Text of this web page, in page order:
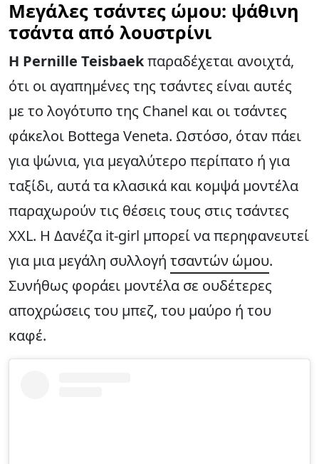
Μεγάλες τσάντες ώμου: ψάθινη
τσάντα από λουστρίνι
Η Pernille Teisbaekπαραδέχεται ανοιχτά,
ότι οι αγαπημένες της τσάντες είναι αυτές
με το λογότυπο της Chanel και οι τσάντες
φάκελοι Bottega Veneta. Ωστόσο, όταν πάει
για ψώνια, για μεγαλύτερο περίπατο ή για
ταξίδι, αυτά τα κλασικά και κομψά μοντέλα
παραχωρούν τις θέσεις τους στις τσάντες
XXL. Η Δανέζα it-girl μπορεί να περηφανευτεί
για μια μεγάλη συλλογή τσαντών ώμου.
Συνήθως φοράει μοντέλα σε ουδέτερες
αποχρώσεις του μπεζ, του μαύρο ή του
καφέ.